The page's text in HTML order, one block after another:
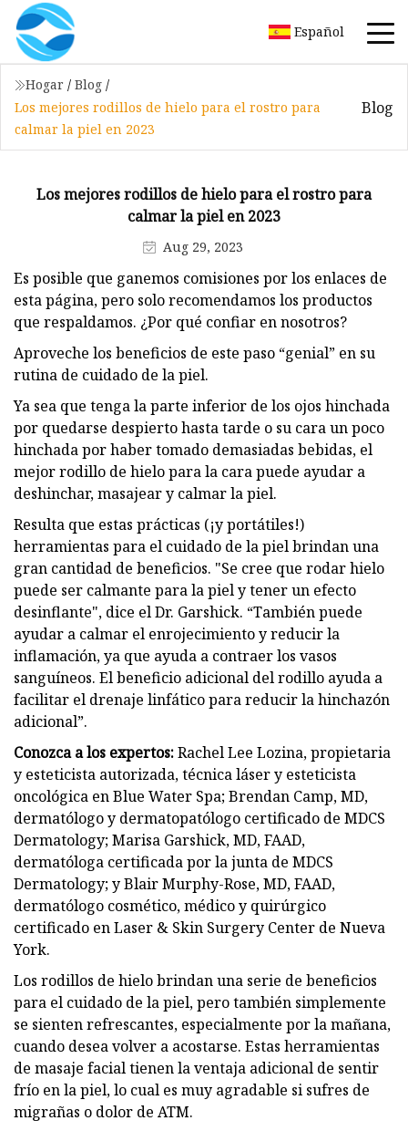
Español
Hogar / Blog /
Los mejores rodillos de hielo para el rostro para
calmar la piel en 2023
Blog
Los mejores rodillos de hielo para el rostro para
calmar la piel en 2023
Aug 29, 2023
Es posible que ganemos comisiones por los enlaces de
esta página, pero solo recomendamos los productos
que respaldamos. ¿Por qué confiar en nosotros?
Aproveche los beneficios de este paso “genial” en su
rutina de cuidado de la piel.
Ya sea que tenga la parte inferior de los ojos hinchada
por quedarse despierto hasta tarde o su cara un poco
hinchada por haber tomado demasiadas bebidas, el
mejor rodillo de hielo para la cara puede ayudar a
deshinchar, masajear y calmar la piel.
Resulta que estas prácticas (¡y portátiles!)
herramientas para el cuidado de la piel brindan una
gran cantidad de beneficios. "Se cree que rodar hielo
puede ser calmante para la piel y tener un efecto
desinflante", dice el Dr. Garshick. “También puede
ayudar a calmar el enrojecimiento y reducir la
inflamación, ya que ayuda a contraer los vasos
sanguíneos. El beneficio adicional del rodillo ayuda a
facilitar el drenaje linfático para reducir la hinchazón
adicional”.
Conozca a los expertos:Rachel Lee Lozina, propietaria
y esteticista autorizada, técnica láser y esteticista
oncológica en Blue Water Spa; Brendan Camp, MD,
dermatólogo y dermatopatólogo certificado de MDCS
Dermatology; Marisa Garshick, MD, FAAD,
dermatóloga certificada por la junta de MDCS
Dermatology; y Blair Murphy-Rose, MD, FAAD,
dermatólogo cosmético, médico y quirúrgico
certificado en Laser & Skin Surgery Center de Nueva
York.
Los rodillos de hielo brindan una serie de beneficios
para el cuidado de la piel, pero también simplemente
se sienten refrescantes, especialmente por la mañana,
cuando desea volver a acostarse. Estas herramientas
de masaje facial tienen la ventaja adicional de sentir
frío en la piel, lo cual es muy agradable si sufres de
migrañas o dolor de ATM.